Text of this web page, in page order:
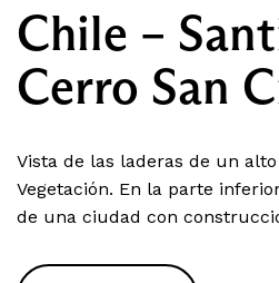
Chile –
Cerro San
Vista de las laderas de un
Vegetación. En la parte
de una ciudad con